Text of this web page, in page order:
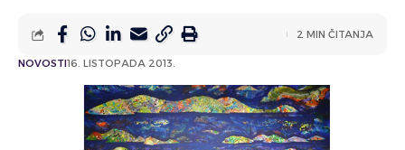
NOVOSTI16. LISTOPADA 2013.
2 MIN ČITANJA